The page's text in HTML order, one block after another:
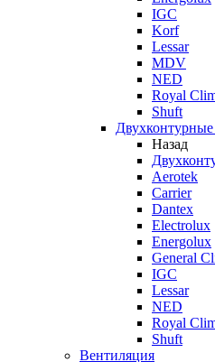
IGC
Korf
Lessar
MDV
NED
Royal
Shuft
Назад
Aerotek
Carrier
Dantex
Electrolux
Energolux
General
IGC
Lessar
NED
Royal
Shuft
Вентиляция